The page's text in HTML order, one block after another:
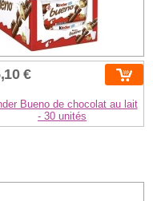
€
Bueno de chocolat au lait
- 30 unités